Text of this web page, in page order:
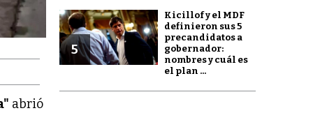
abrió
5
Kicillof y el MDF
definieron sus 5
precandidatos a
gobernador:
nombres y cuál es
el plan ...